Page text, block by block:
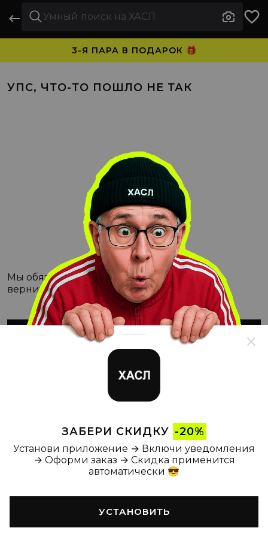
ЗАБЕРИ СКИДКУ -20%
Установи приложение → Включи уведомления
→ Оформи заказ → Скидка применится
автоматически 😎
УСТАНОВИТЬ
3-Я ПАРА В ПОДАРОК 🎁
УПС, ЧТО-ТО ПОШЛО НЕ ТАК
Мы обязательно с этим разберёмся, а пока
вернитесь на Главную
ВЕРНУТЬСЯ НА ГЛАВНУЮ
Главная Каталог Корзина Новости Профиль